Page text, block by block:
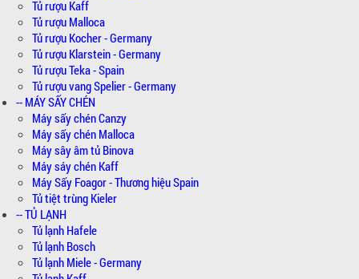
Tủ rượu Kaff
Tủ rượu Malloca
Tủ rượu Kocher - Germany
Tủ rượu Klarstein - Germany
Tủ rượu Teka - Spain
Tủ rượu vang Spelier - Germany
-- MÁY SẤY CHÉN
Máy sấy chén Canzy
Máy sấy chén Malloca
Máy sây âm tủ Binova
Máy sáy chén Kaff
Máy Sấy Foagor - Thương hiệu Spain
Tủ tiệt trùng Kieler
-- TỦ LẠNH
Tủ lạnh Hafele
Tủ lạnh Bosch
Tủ lạnh Miele - Germany